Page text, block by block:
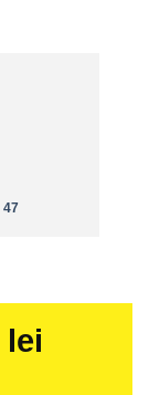
47
lei